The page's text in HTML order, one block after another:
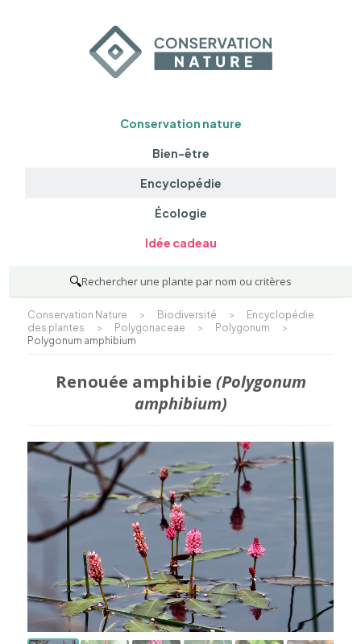
Conservation nature
Bien-être
Encyclopédie
Écologie
Idée cadeau
🔍Rechercher une plante par nom ou critères
Conservation Nature > Biodiversité >
Encyclopédie
des plantes
> Polygonaceae > Polygonum
>
Polygonum amphibium
Renouée amphibie (Polygonum
amphibium)